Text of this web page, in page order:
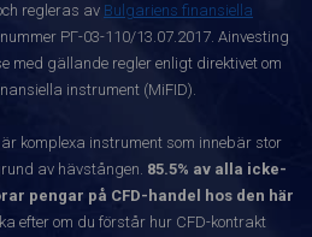
regleras av Bulgariens finansiella
РГ-03-110/13.07.2017. Ainvesting
med gällande regler enligt direktivet om
instrument (MiFID).
är komplexa instrument som innebär stor
av hävstången. 85.5% av alla icke-
pengar på CFD-handel hos den här
efter om du förstår hur CFD-kontrakt